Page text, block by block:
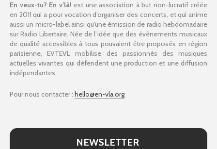
En veux-tu? En v’là! est une association à but non-lucratif créée
en 2011 qui a pour vocation d’organiser des concerts, et qui anime
aussi un micro-label ainsi qu'une émission de radio hebdomadaire
sur Radio Libertaire. Née de l’idée que des évènements musicaux
de qualité accessibles à tous pouvaient être proposés en région
parisienne, EVTEVL mobilise des passionnés des musiques
actuelles vivantes qui défendent une production et une diffusion
indépendantes.
Pour nous contacter : hello@en-vla.org
NEWSLETTER